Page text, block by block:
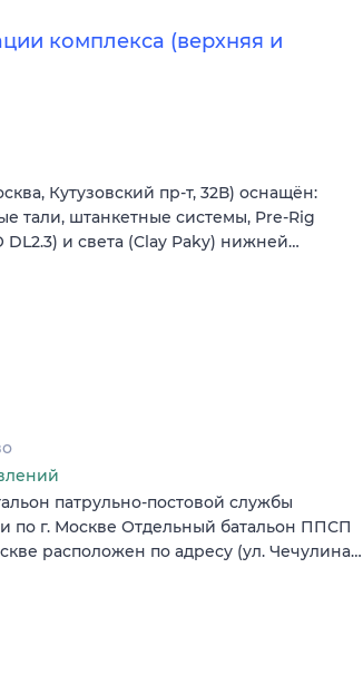
комплекса (верхняя и
Кутузовский пр-т, 32В) оснащён:
тали, штанкетные системы, Pre-Rig
и света (Clay Paky) нижней…
патрульно-постовой службы
г. Москве Отдельный батальон ППСП
расположен по адресу (ул. Чечулина…